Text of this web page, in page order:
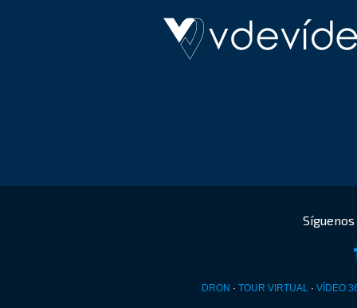
DRON · TOUR VIRTUAL· VÍDEO